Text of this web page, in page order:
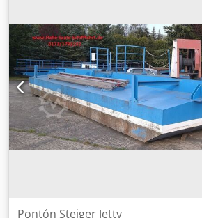
Fabricante: Rheinstahl AG Año de
Volumen: 51,79 m3 Presión: 20 bar
Presión de prueba: 30 bar Dióxido de
transporte, LCO2. Para más detalles,
con nosotros.
Pontón Steiger Jetty